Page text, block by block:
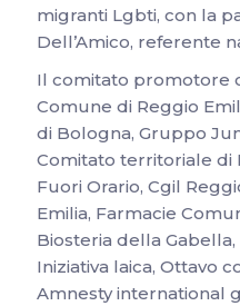
migranti Lgbti, con la
Dell’Amico, referente
Il comitato promotore
Comune di Reggio
di Bologna, Gruppo
Comitato territoriale di
Fuori Orario, Cgil
Emilia, Farmacie
Biosteria della Gabella,
Iniziativa laica, Ottavo
Amnesty international